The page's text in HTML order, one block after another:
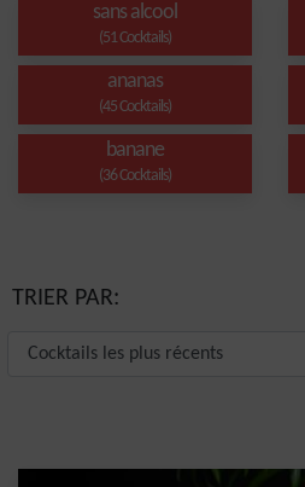
sans alcool
(51 Cocktails)
ananas
(45 Cocktails)
banane
(36 Cocktails)
TRIER PAR: